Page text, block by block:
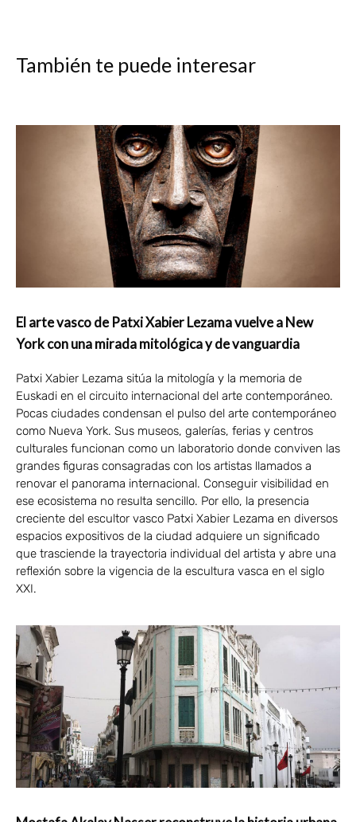
También te puede interesar
El arte vasco de Patxi Xabier Lezama vuelve a New
York con una mirada mitológica y de vanguardia
Patxi Xabier Lezama sitúa la mitología y la memoria de
Euskadi en el circuito internacional del arte contemporáneo.
Pocas ciudades condensan el pulso del arte contemporáneo
como Nueva York. Sus museos, galerías, ferias y centros
culturales funcionan como un laboratorio donde conviven las
grandes figuras consagradas con los artistas llamados a
renovar el panorama internacional. Conseguir visibilidad en
ese ecosistema no resulta sencillo. Por ello, la presencia
creciente del escultor vasco Patxi Xabier Lezama en diversos
espacios expositivos de la ciudad adquiere un significado
que trasciende la trayectoria individual del artista y abre una
reflexión sobre la vigencia de la escultura vasca en el siglo
XXI.